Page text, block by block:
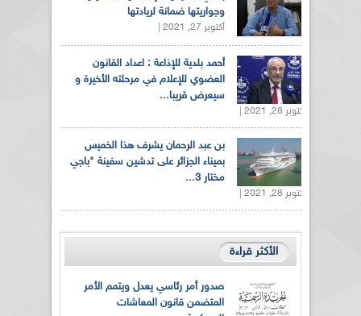
وجواريتها ضمانة لريادتها
أكتوبر 27, 2021 |
أحمد بلدية للإذاعة : اعداد القانون
العضوي للإعلام في مرحلته الأخيرة و
سيعرض قريبا...
أكتوبر 28, 2021 |
بن عبد الرحمان يشرف هذا الخميس
بميناء الجزائر على تدشين سفينة "باجي
مختار 3...
أكتوبر 28, 2021 |
الأكثر قراءة
صدور أمر رئاسي يعدل ويتمم الأمر
المتضمن قانون المعاشات